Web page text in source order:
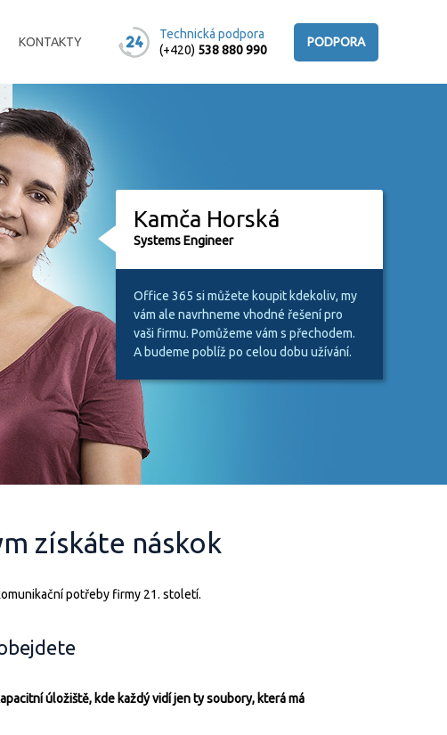
KONTAKTY
Technická podpora
(+420) 538 880 990
PODPORA
Kamča Horská
Systems Engineer
Office 365 si můžete koupit kdekoliv, my
vám ale navrhneme vhodné řešení pro
vaši firmu. Pomůžeme vám s přechodem.
A budeme poblíž po celou dobu užívání.
získáte náskok
potřeby firmy 21. století.
úložiště, kde každý vidí jen ty soubory, která má